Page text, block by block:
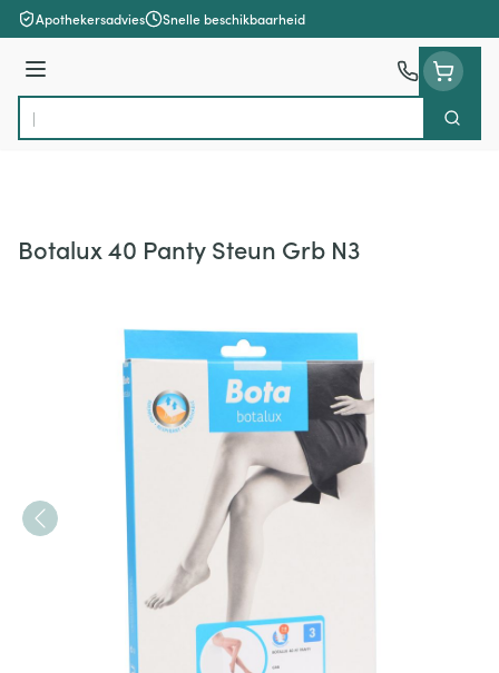
Ga naar de inhoud
Apothekersadvies Snelle beschikbaarheid
Menu
Product, merk, categorie...
Zoek
Botalux 40 Panty Steun Grb N3